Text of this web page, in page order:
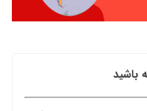
باشید